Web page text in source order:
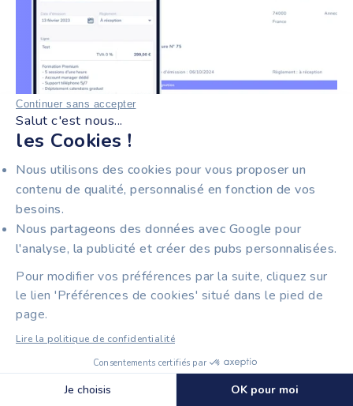
Continuer sans accepter
Salut c'est nous...
les Cookies !
Nous utilisons des cookies pour vous proposer un
contenu de qualité, personnalisé en fonction de vos
besoins.
Nous partageons des données avec Google pour
l'analyse, la publicité et créer des pubs personnalisées.
Pour modifier vos préférences par la suite, cliquez sur
le lien 'Préférences de cookies' situé dans le pied de
page.
Lire la politique de confidentialité
Consentements certifiés par
Je choisis OK pour moi
🍪 Cookies
Solution française de facturation, comptabilité et
compte pro pensée pour les entrepreneurs et leurs
experts-comptables. Tiime est plateforme agréée de